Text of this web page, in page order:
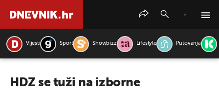
Vijesti Sport Showbizz Lifestyle Putovanja
HDZ se tuži na izborne
PRETRAŽITE VIJESTI